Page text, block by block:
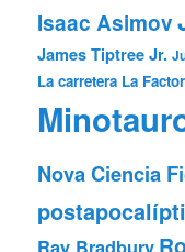
Isaac Asimov
James Tiptree Jr.
La carretera La
Nova Ciencia